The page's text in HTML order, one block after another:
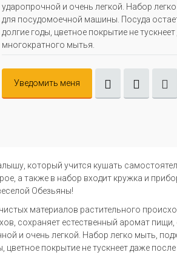
ударопрочной и очень легкой. Набор
для посудомоечной машины. Посуда
долгие годы, цветное покрытие не
многократного мытья.
Уведомить меня
который учится кушать
а также в набор входит кружка и
Обезьяны!
материалов растительного
сохраняет естественный аромат пищи,
и очень легкой. Набор легко мыть,
покрытие не тускнеет даже после